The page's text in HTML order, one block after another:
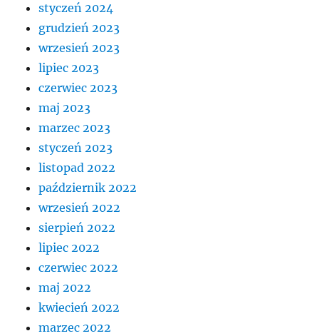
styczeń 2024
grudzień 2023
wrzesień 2023
lipiec 2023
czerwiec 2023
maj 2023
marzec 2023
styczeń 2023
listopad 2022
październik 2022
wrzesień 2022
sierpień 2022
lipiec 2022
czerwiec 2022
maj 2022
kwiecień 2022
marzec 2022